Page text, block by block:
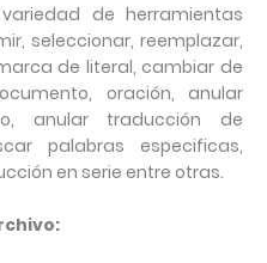
de herramientas
seleccionar, reemplazar,
de literal, cambiar de
oración, anular
anular traducción de
palabras especificas,
en serie entre otras.